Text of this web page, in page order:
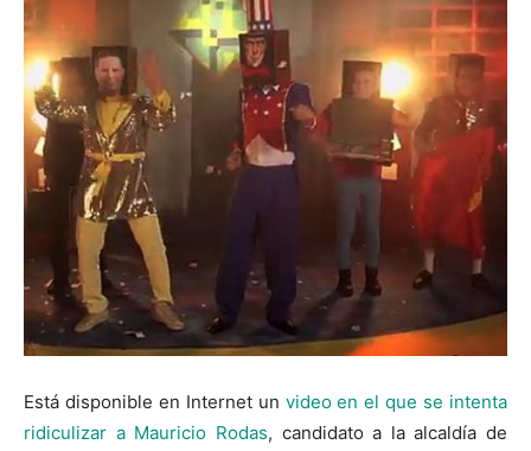
Está disponible en Internet un video en el que se intenta
ridiculizar a Mauricio Rodas, candidato a la alcaldía de